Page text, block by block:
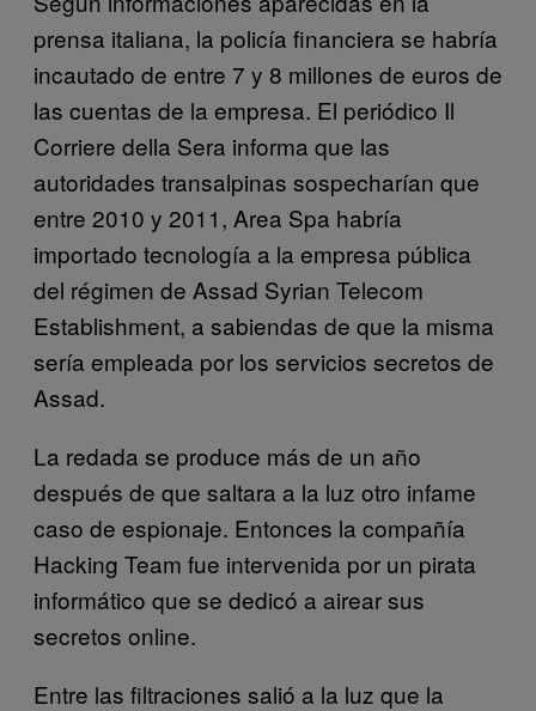
prensa italiana, la policía financiera se habría
incautado de entre 7 y 8 millones de euros de
las cuentas de la empresa. El periódico Il
Corriere della Sera informa que las
autoridades transalpinas sospecharían que
entre 2010 y 2011, Area Spa habría
importado tecnología a la empresa pública
del régimen de Assad Syrian Telecom
Establishment, a sabiendas de que la misma
sería empleada por los servicios secretos de
Assad.
La redada se produce más de un año
después de que saltara a la luz otro infame
caso de espionaje. Entonces la compañía
Hacking Team fue intervenida por un pirata
informático que se dedicó a airear sus
secretos online.
Entre las filtraciones salió a la luz que la